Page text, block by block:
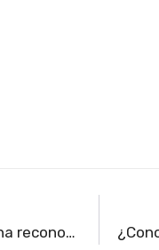
En una emotiva ceremonia, Soacha reconoció a los más destacados docentes de la ciudad y al mejor estudiante de 2025